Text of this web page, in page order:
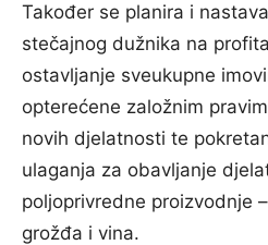
Također se planira i
stečajnog dužnika na
ostavljanje sveukupne
opterećene založnim
novih djelatnosti te
ulaganja za obavljanje
poljoprivredne proizvodnje
grožđa i vina.